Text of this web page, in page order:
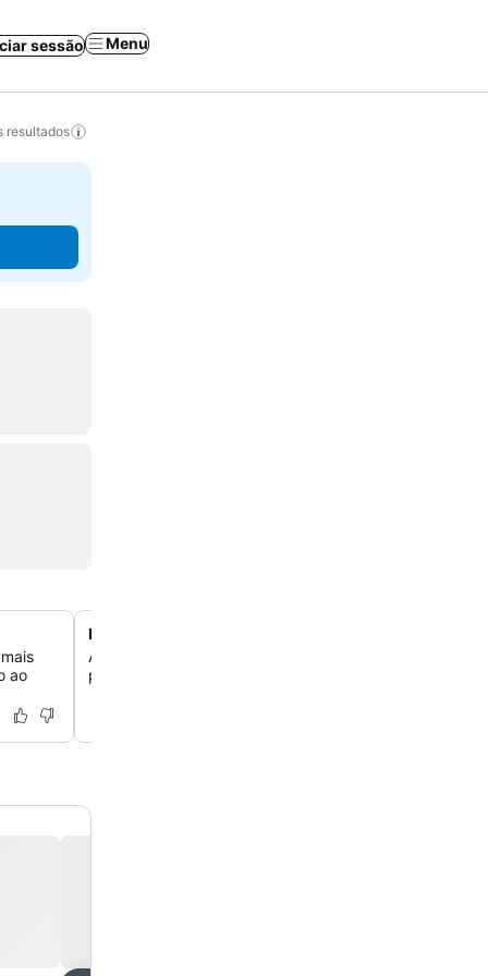
sessão Menu
resultados
ao
Estacionamento privativo em garagem coberta
Aproveite a conveniência e segurança adicionais do
privativo gratuito disponível na garagem coberta no